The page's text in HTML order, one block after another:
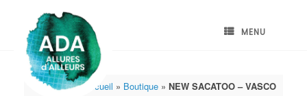
content
MENU
Accueil » Boutique » NEW SACATOO – VASCO